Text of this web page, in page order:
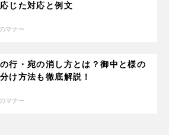
じた対応と例文
マナー
行・宛の消し方とは？御中と様の
け方法も徹底解説！
マナー